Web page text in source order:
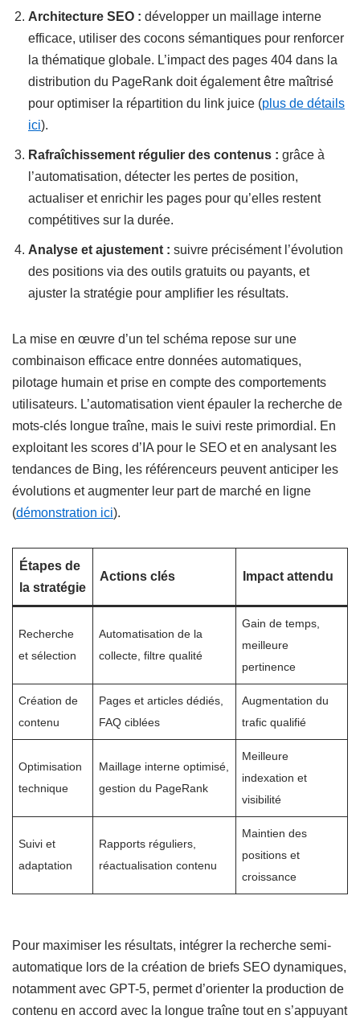
Architecture SEO : développer un maillage interne
efficace, utiliser des cocons sémantiques pour renforcer
la thématique globale. L’impact des pages 404 dans la
distribution du PageRank doit également être maîtrisé
pour optimiser la répartition du link juice (plus de détails
ici).
Rafraîchissement régulier des contenus : grâce à
l’automatisation, détecter les pertes de position,
actualiser et enrichir les pages pour qu’elles restent
compétitives sur la durée.
Analyse et ajustement : suivre précisément l’évolution
des positions via des outils gratuits ou payants, et
ajuster la stratégie pour amplifier les résultats.
La mise en œuvre d’un tel schéma repose sur une
combinaison efficace entre données automatiques,
pilotage humain et prise en compte des comportements
utilisateurs. L’automatisation vient épauler la recherche de
mots-clés longue traîne, mais le suivi reste primordial. En
exploitant les scores d’IA pour le SEO et en analysant les
tendances de Bing, les référenceurs peuvent anticiper les
évolutions et augmenter leur part de marché en ligne
(démonstration ici).
Étapes de
la stratégie
Actions clés Impact attendu
Recherche
et sélection
Automatisation de la
collecte, filtre qualité
Gain de temps,
meilleure
pertinence
Création de
contenu
Pages et articles dédiés,
FAQ ciblées
Augmentation du
trafic qualifié
Optimisation
technique
Maillage interne optimisé,
gestion du PageRank
Meilleure
indexation et
visibilité
Suivi et
adaptation
Rapports réguliers,
réactualisation contenu
Maintien des
positions et
croissance
Pour maximiser les résultats, intégrer la recherche semi-
automatique lors de la création de briefs SEO dynamiques,
notamment avec GPT-5, permet d’orienter la production de
contenu en accord avec la longue traîne tout en s’appuyant